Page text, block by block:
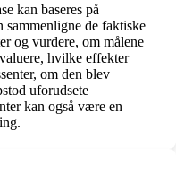
kan baseres på
sammenligne de faktiske
og vurdere, om målene
hvilke effekter
om den blev
uforudsete
kan også være en